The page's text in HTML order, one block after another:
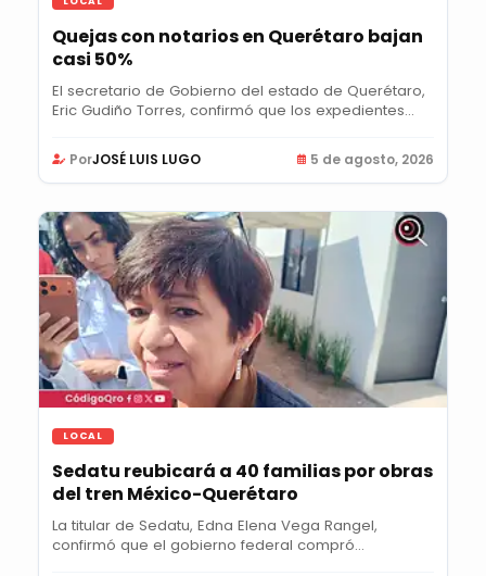
Quejas con notarios en Querétaro bajan
casi 50%
El secretario de Gobierno del estado de Querétaro,
Eric Gudiño Torres, confirmó que los expedientes...
PorJOSÉ LUIS LUGO 5 de agosto, 2026
LOCAL
Sedatu reubicará a 40 familias por obras
del tren México-Querétaro
La titular de Sedatu, Edna Elena Vega Rangel,
confirmó que el gobierno federal compró